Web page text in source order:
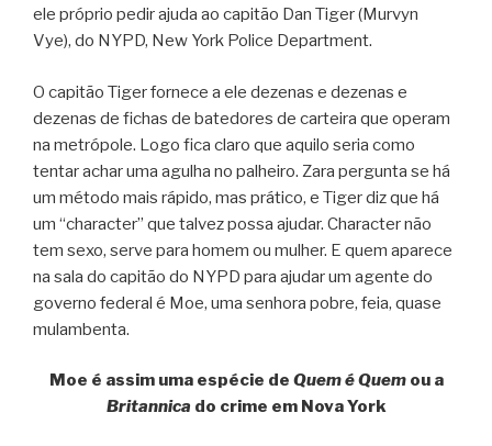
ele próprio pedir ajuda ao capitão Dan Tiger (Murvyn
Vye), do NYPD, New York Police Department.
O capitão Tiger fornece a ele dezenas e dezenas e
dezenas de fichas de batedores de carteira que operam
na metrópole. Logo fica claro que aquilo seria como
tentar achar uma agulha no palheiro. Zara pergunta se há
um método mais rápido, mas prático, e Tiger diz que há
um “character” que talvez possa ajudar. Character não
tem sexo, serve para homem ou mulher. E quem aparece
na sala do capitão do NYPD para ajudar um agente do
governo federal é Moe, uma senhora pobre, feia, quase
mulambenta.
Moe é assim uma espécie de Quem é Quemou a
Britannica do crime em Nova York